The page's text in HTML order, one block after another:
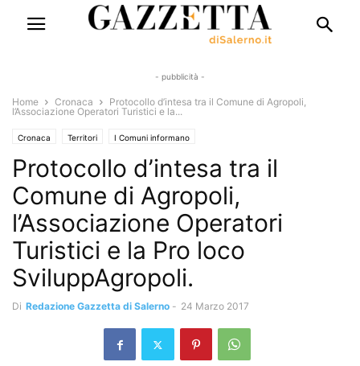
- pubblicità -
Home Cronaca
Protocollo d’intesa tra il Comune di Agropoli,
l’Associazione Operatori Turistici e la...
Cronaca Territori I Comuni informano
Protocollo d’intesa tra il
Comune di Agropoli,
l’Associazione Operatori
Turistici e la Pro loco
SviluppAgropoli.
Di Redazione Gazzetta di Salerno - 24 Marzo 2017